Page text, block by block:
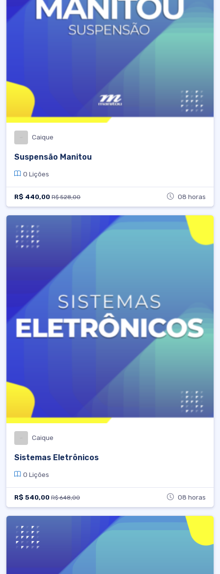
Caique
Suspensão Manitou
0 Lições
R$ 440,00 R$ 528,00 08 horas
Caique
Sistemas Eletrônicos
0 Lições
R$ 540,00 R$ 648,00 08 horas